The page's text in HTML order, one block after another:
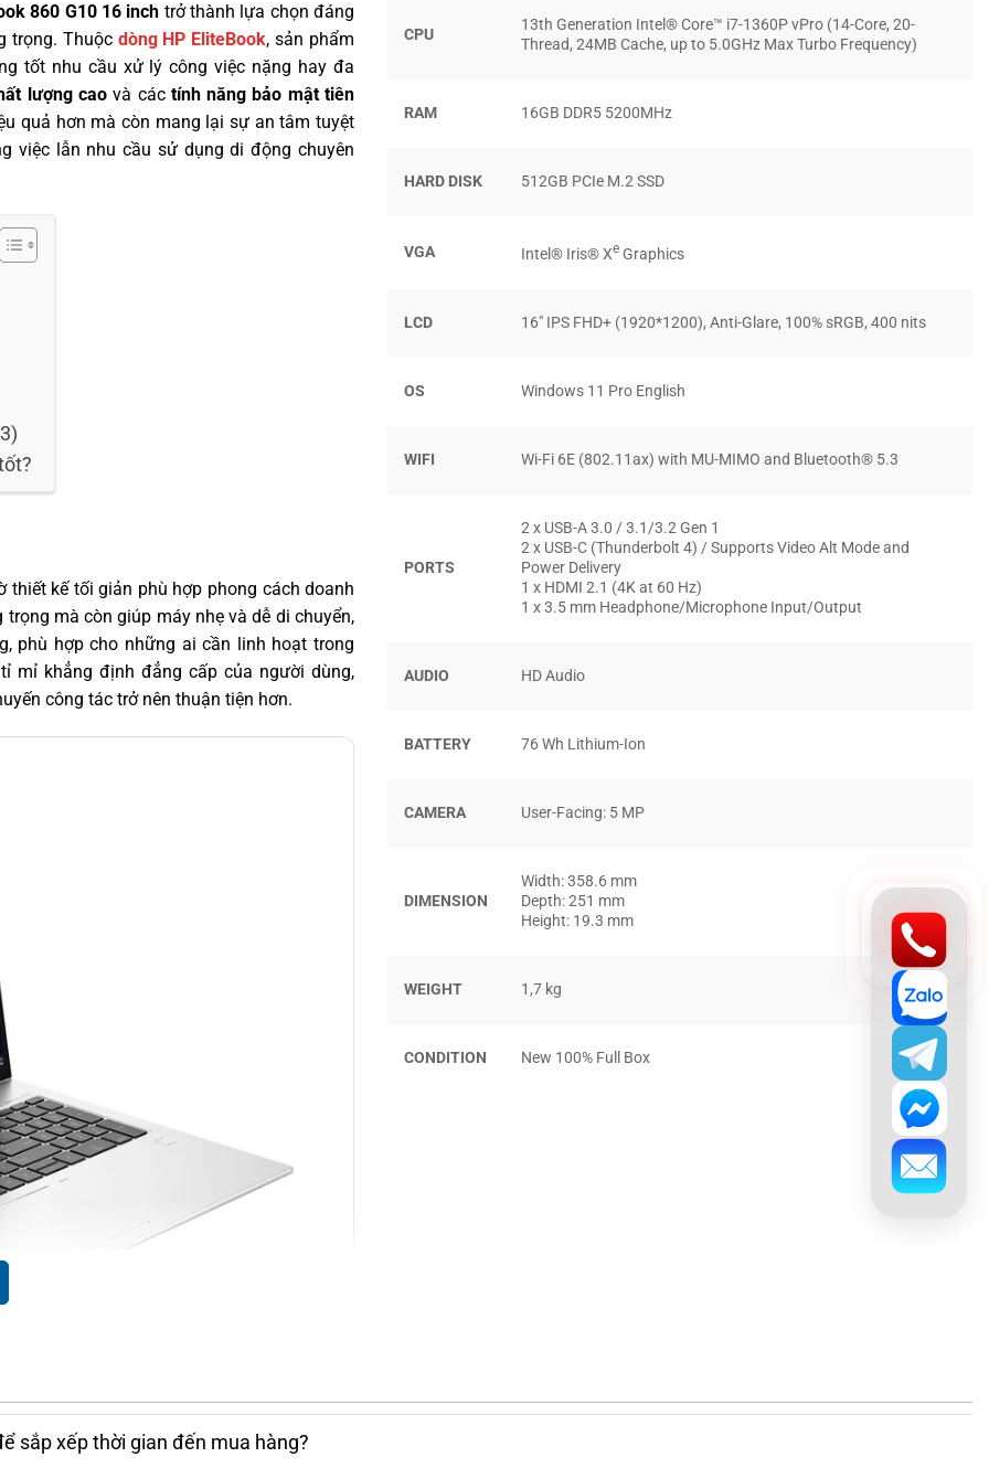
860 G10 16 inch trở thành lựa chọn đáng
trọng. Thuộc dòng HP EliteBook, sản phẩm
tốt nhu cầu xử lý công việc nặng hay đa
lượng caovà các tính năng bảo mật tiên
quả hơn mà còn mang lại sự an tâm tuyệt
việc lẫn nhu cầu sử dụng di động chuyên
thiết kế tối giản phù hợp phong cách doanh
mà còn giúp máy nhẹ và dễ di chuyển,
phù hợp cho những ai cần linh hoạt trong
mỉ khẳng định đẳng cấp của người dùng,
công tác trở nên thuận tiện hơn.
liệuhợp kim nhôm bền bỉ, khả năng chống
thông minh với các cổng kết nối được bố
không gặp trở ngại, đặc biệt phù hợp với
CPU
13th Generation Intel® Core™ i7-1360P vPro (14-Core, 20-
Thread, 24MB Cache, up to 5.0GHz Max Turbo Frequency)
RAM 16GB DDR5 5200MHz
HARD DISK 512GB PCIe M.2 SSD
VGA Intel® Iris® Xe Graphics
LCD 16″ IPS FHD+ (1920*1200), Anti-Glare, 100% sRGB, 400 nits
OS Windows 11 Pro English
WIFI Wi-Fi 6E (802.11ax) with MU-MIMO and Bluetooth® 5.3
PORTS
2 x USB-A 3.0 / 3.1/3.2 Gen 1
2 x USB-C (Thunderbolt 4) / Supports Video Alt Mode and
Power Delivery
1 x HDMI 2.1 (4K at 60 Hz)
1 x 3.5 mm Headphone/Microphone Input/Output
AUDIO HD Audio
BATTERY 76 Wh Lithium-Ion
CAMERA User-Facing: 5 MP
DIMENSION
Width: 358.6 mm
Depth: 251 mm
Height: 19.3 mm
WEIGHT 1,7 kg
CONDITION New 100% Full Box
sắp xếp thời gian đến mua hàng?